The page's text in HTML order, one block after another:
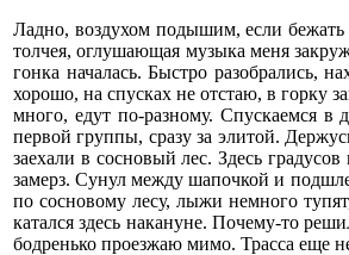
Ладно, воздухом подышим, если бежать
толчея, оглушающая музыка меня
гонка началась. Быстро
хорошо, на спусках не отстаю, в горку
много, едут по-разному. Спускаемся в
первой группы, сразу за элитой.
заехали в сосновый лес. Здесь
замерз. Сунул между шапочкой и
по сосновому лесу, лыжи немного
катался здесь накануне. Почему-то
бодренько проезжаю мимо. Трасса еще